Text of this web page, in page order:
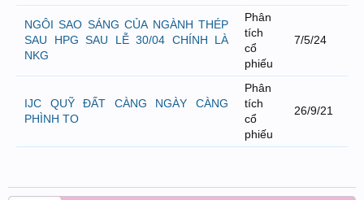
NGÔI SAO SÁNG CỦA NGÀNH THÉP
SAU HPG SAU LỄ 30/04 CHÍNH LÀ
NKG
Phân
tích
cổ
phiếu
7/5/24
IJC QUỸ ĐẤT CÀNG NGÀY CÀNG
PHÌNH TO
Phân
tích
cổ
phiếu
26/9/21